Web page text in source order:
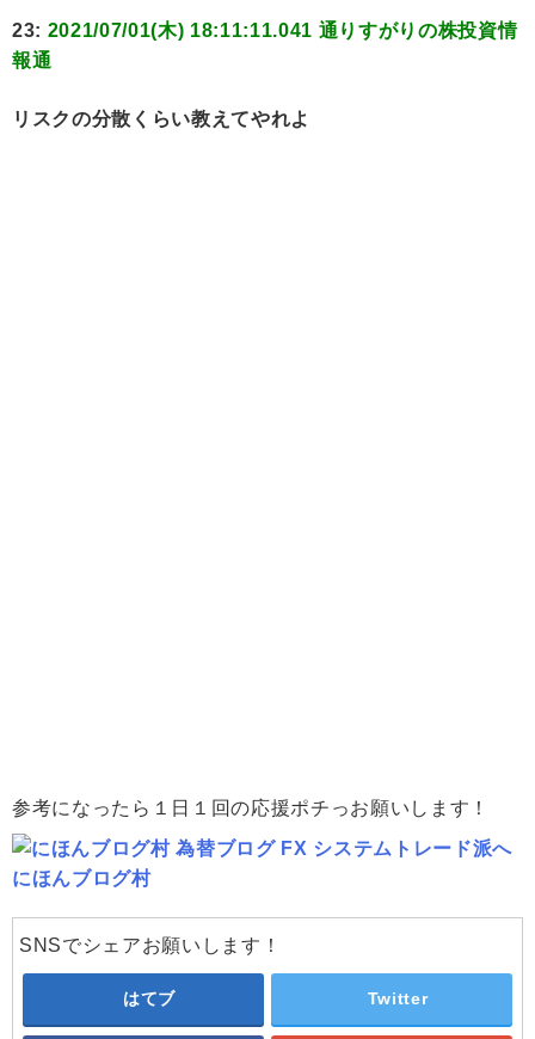
23: 2021/07/01(木) 18:11:11.041 通りすがりの株投資情
報通
リスクの分散くらい教えてやれよ
参考になったら１日１回の応援ポチっお願いします！
にほんブログ村
SNSでシェアお願いします！
はてブ Twitter